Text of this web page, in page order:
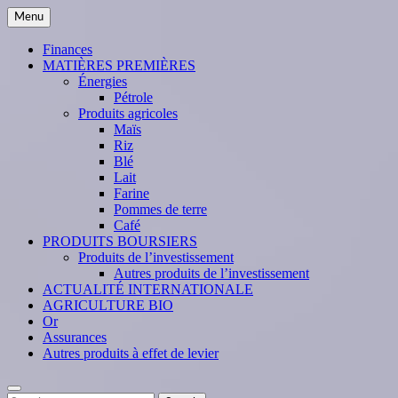
Skip
to
content
Menu
Finances
MATIÈRES PREMIÈRES
Énergies
Pétrole
Produits agricoles
Maïs
Riz
Blé
Lait
Farine
Pommes de terre
Café
PRODUITS BOURSIERS
Produits de l’investissement
Autres produits de l’investissement
ACTUALITÉ INTERNATIONALE
AGRICULTURE BIO
Or
Assurances
Autres produits à effet de levier
Search